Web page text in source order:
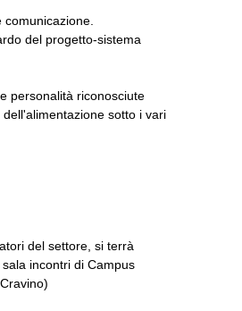
del progetto-sistema
personalità riconosciute
sotto i vari
del settore, si terrà
incontri di Campus